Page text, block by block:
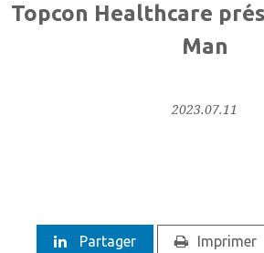
Topcon Healthcare
Man
2023.07.11
Partager Imprimer